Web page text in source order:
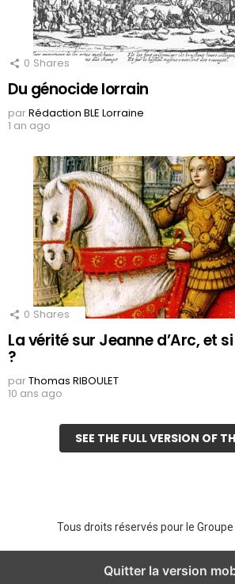
0 Shares
Du génocide lorrain
parRédaction BLE Lorraine
1 an ago
0 Shares
La vérité sur Jeanne d’Arc, et
?
parThomas RIBOULET
10 ans ago
SEE THE FULL VERSION OF
Tous droits réservés pour le Groupe
Quitter la version